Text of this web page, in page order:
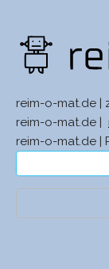
reim-o-mat.de |
reim-o-mat.de |
reim-o-mat.de |